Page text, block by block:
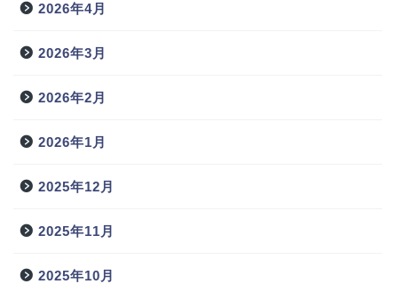
2026年4月
2026年3月
2026年2月
2026年1月
2025年12月
2025年11月
2025年10月